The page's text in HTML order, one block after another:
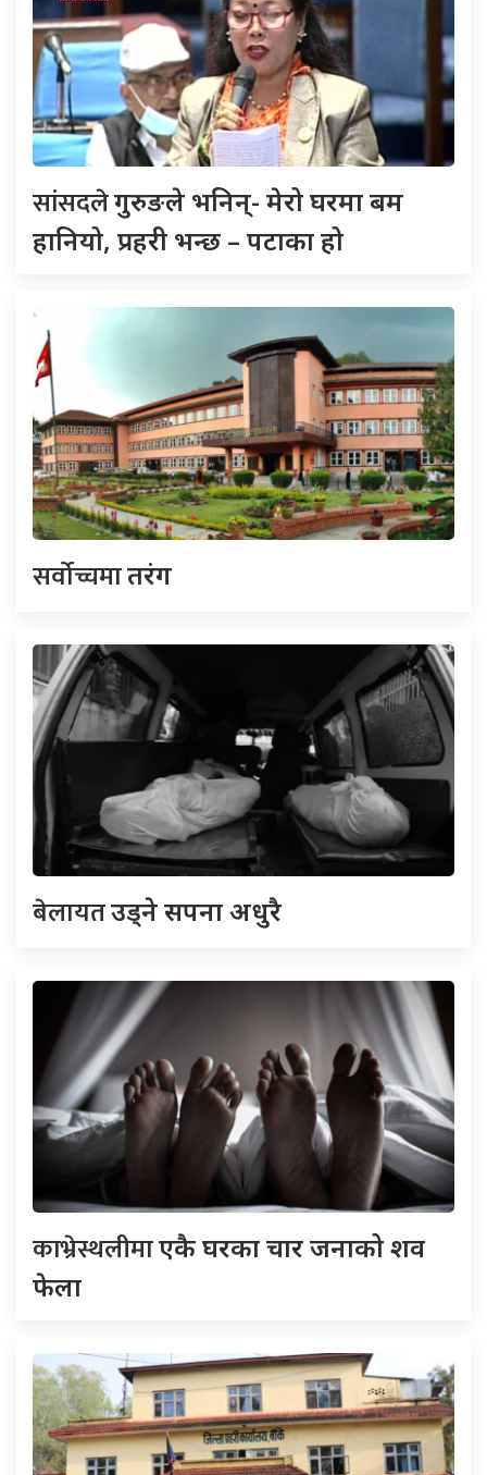
सांसदलेगुरुङले भनिन्- मेरो घरमा बम
हानियो, प्रहरी भन्छ – पटाका हो
सर्वोच्चमातरंग
बेलायतउड्ने सपना अधुरै
काभ्रेस्थलीमाएकै घरका चार जनाको शव
फेला